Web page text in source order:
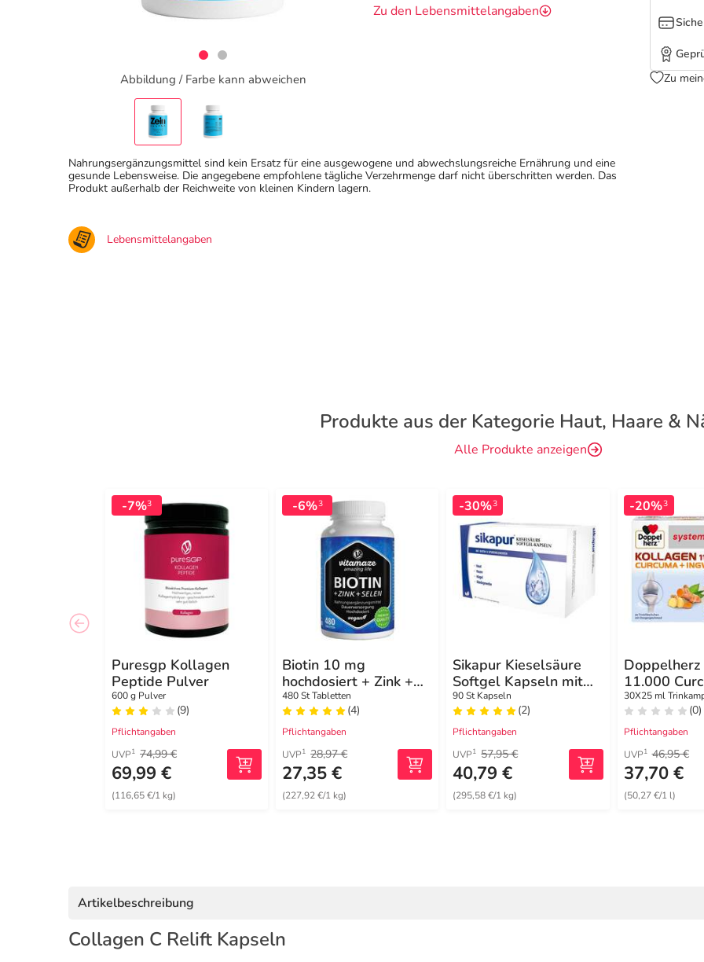
Abbildung / Farbe kann abweichen
Zu den Lebensmittelangaben
Zu
Nahrungsergänzungsmittel sind kein Ersatz für eine ausgewogene und abwechslungsreiche Ernährung und eine
gesunde Lebensweise. Die angegebene empfohlene tägliche Verzehrmenge darf nicht überschritten werden. Das
Produkt außerhalb der Reichweite von kleinen Kindern lagern.
Lebensmittelangaben
Produkte aus der Kategorie Haut, Haare &
Alle Produkte anzeigen
-7%3
Puresgp Kollagen
Peptide Pulver
600 g Pulver
(9)
Pflichtangaben
UVP1 74,99 €
69,99 €
(116,65 €/1 kg)
-6%3
Biotin 10 mg
hochdosiert + Zink +
Selen Tabletten
480 St Tabletten
(4)
Pflichtangaben
UVP1 28,97 €
27,35 €
(227,92 €/1 kg)
-30%3
Sikapur Kieselsäure
Softgel Kapseln mit
Biotin
90 St Kapseln
(2)
Pflichtangaben
UVP1 57,95 €
40,79 €
(295,58 €/1 kg)
-20%3
11.000
Ingwer
30X25 ml
(0)
Pflichtangaben
UVP1 46,95 €
37,70 €
(50,27 €/1 l)
Artikelbeschreibung
Collagen C Relift Kapseln